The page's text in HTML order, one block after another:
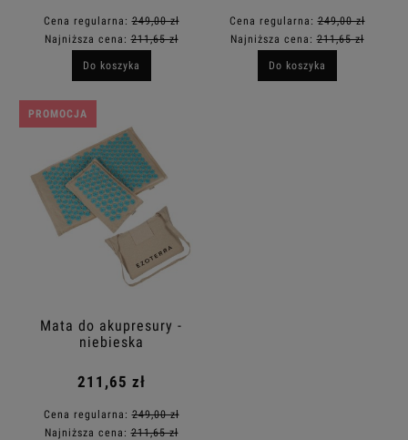
Cena regularna:249,00 zł
Najniższa cena:211,65 zł
Do koszyka
Cena regularna:249,00 zł
Najniższa cena:211,65 zł
Do koszyka
Mata do akupresury -
niebieska
211,65 zł
Cena regularna:249,00 zł
Najniższa cena:211,65 zł
PROMOCJA